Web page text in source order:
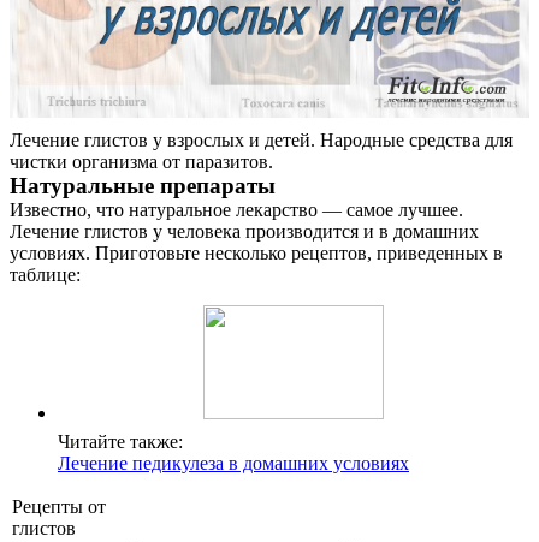
Лечение глистов у взрослых и детей. Народные средства для
чистки организма от паразитов.
Натуральные препараты
Известно, что натуральное лекарство — самое лучшее.
Лечение глистов у человека производится и в домашних
условиях. Приготовьте несколько рецептов, приведенных в
таблице:
Читайте также:
Лечение педикулеза в домашних условиях
Рецепты от
глистов